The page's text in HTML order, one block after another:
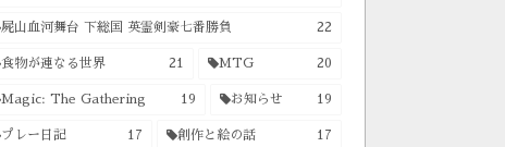
屍山血河舞台 下総国 英霊剣豪七番勝負 22
食物が連なる世界 21 MTG 20
Magic: The Gathering 19 お知らせ 19
プレー日記 17 創作と絵の話 17